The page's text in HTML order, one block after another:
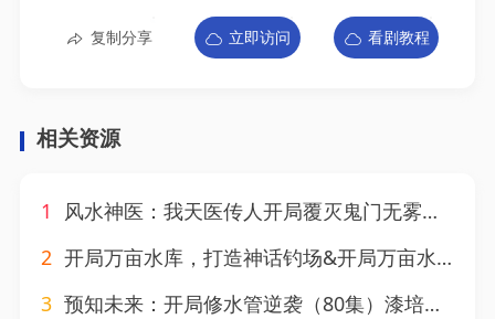
复制分享 立即访问 看剧教程
相关资源
1
风水神医：我天医传人开局覆灭鬼门无雾版&风水神医我天医传人开局覆灭鬼门无雾版（60集）朱珠&梅洋
2 开局万亩水库，打造神话钓场&开局万亩水库打造神话钓场（70集）AI短剧（2026）
3 预知未来：开局修水管逆袭（80集）漆培鑫＆李可馨